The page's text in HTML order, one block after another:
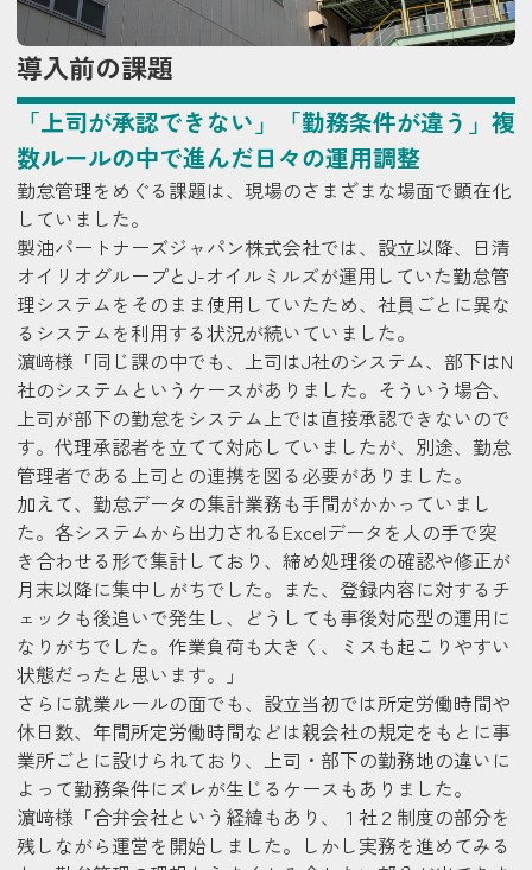
導入前の課題
「上司が承認できない」「勤務条件が違う」複
数ルールの中で進んだ日々の運用調整
勤怠管理をめぐる課題は、現場のさまざまな場面で顕在化
していました。
製油パートナーズジャパン株式会社では、設立以降、日清
オイリオグループとJ-オイルミルズが運用していた勤怠管
理システムをそのまま使用していたため、社員ごとに異な
るシステムを利用する状況が続いていました。
濵﨑様 「同じ課の中でも、上司はJ社のシステム、部下はN
社のシステムというケースがありました。そういう場合、
上司が部下の勤怠をシステム上では直接承認できないので
す。代理承認者を立てて対応していましたが、別途、勤怠
管理者である上司との連携を図る必要がありました。
加えて、勤怠データの集計業務も手間がかかっていまし
た。各システムから出力されるExcelデータを人の手で突
き合わせる形で集計しており、締め処理後の確認や修正が
月末以降に集中しがちでした。また、登録内容に対するチ
ェックも後追いで発生し、どうしても事後対応型の運用に
なりがちでした。作業負荷も大きく、ミスも起こりやすい
状態だったと思います。」
さらに就業ルールの面でも、設立当初では所定労働時間や
休日数、年間所定労働時間などは親会社の規定をもとに事
業所ごとに設けられており、上司・部下の勤務地の違いに
よって勤務条件にズレが生じるケースもありました。
濵﨑様 「合弁会社という経緯もあり、１社２制度の部分を
残しながら運営を開始しました。しかし実務を進めてみる